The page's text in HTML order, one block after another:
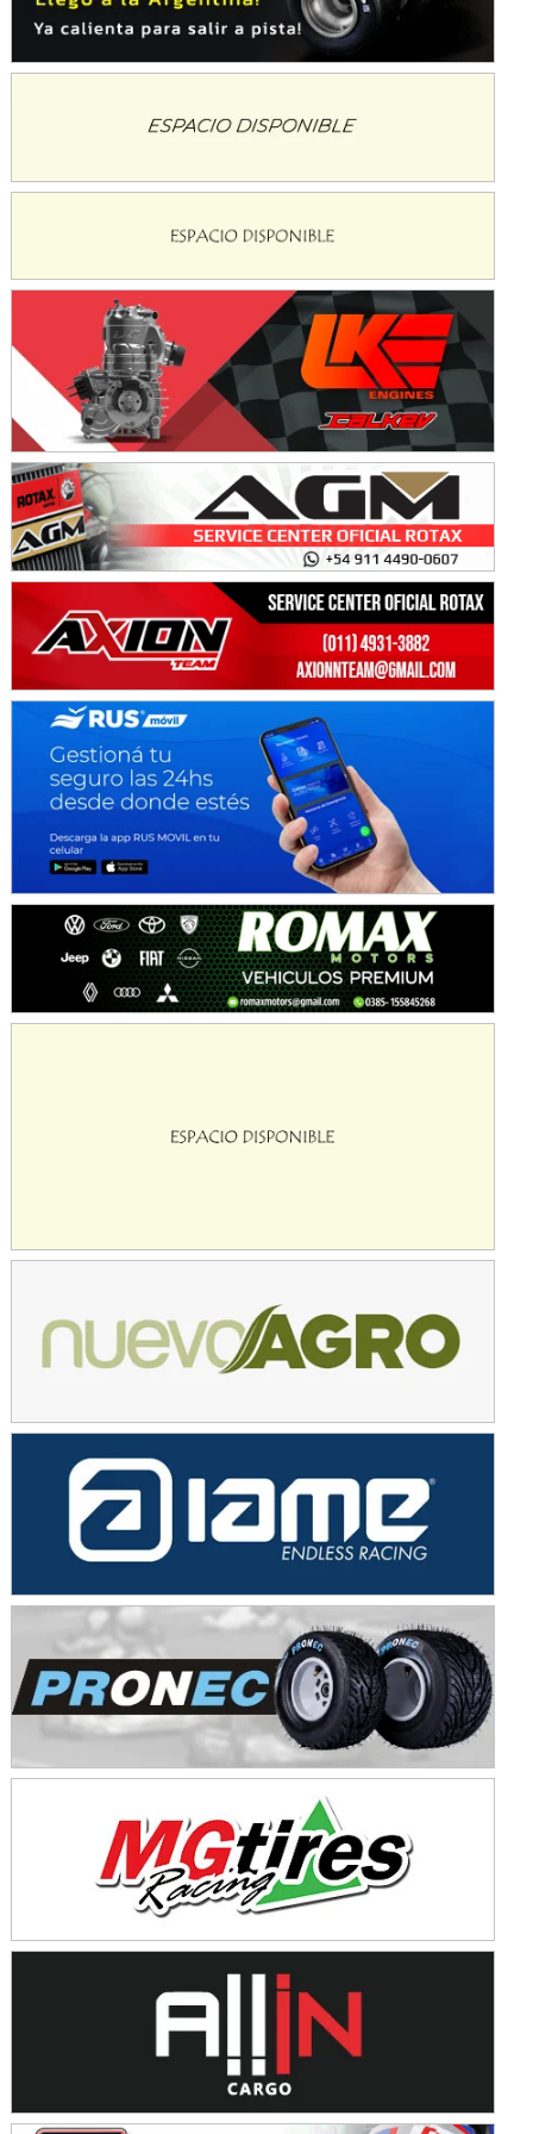
Ciudad de Trenque Lauquen (Asfalto)
ENTRERRIANO - F6 (POSTERGADA)
Villaguay (Entre Ríos)
PATAGONICO - F6
Moto Club Reginense (Tierra)
Gral. E. Godoy (Río Negro)
CSK - F7
Juventud Unida (Tierra)
Humboldt (Santa Fe)
NORESTE SANTAFESINO - F6
Ciudad de Avellaneda (Asfalto)
Avellaneda (Santa Fe)
SUR SANTAFESINO - F4
José Samuel Sánchez (Tierra)
Rufino (Santa Fe)
TUCUMANO - F5
Juan Navarro (Asfalto)
El Timbó (Tucumán)